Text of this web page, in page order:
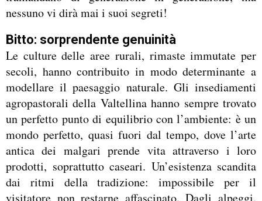
nessuno vi dirà mai i suoi segreti!
Bitto: sorprendente genuinità
Le culture delle aree rurali, rimaste immutate per
secoli, hanno contribuito in modo determinante a
modellare il paesaggio naturale. Gli insediamenti
agropastorali della Valtellina hanno sempre trovato
un perfetto punto di equilibrio con l’ambiente: è un
mondo perfetto, quasi fuori dal tempo, dove l’arte
antica dei malgari prende vita attraverso i loro
prodotti, soprattutto caseari. Un’esistenza scandita
dai ritmi della tradizione: impossibile per il
visitatore non restarne affascinato. Dagli alpeggi,